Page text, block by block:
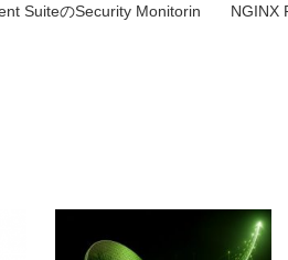
SuiteのSecurity Monitorin
NGINX